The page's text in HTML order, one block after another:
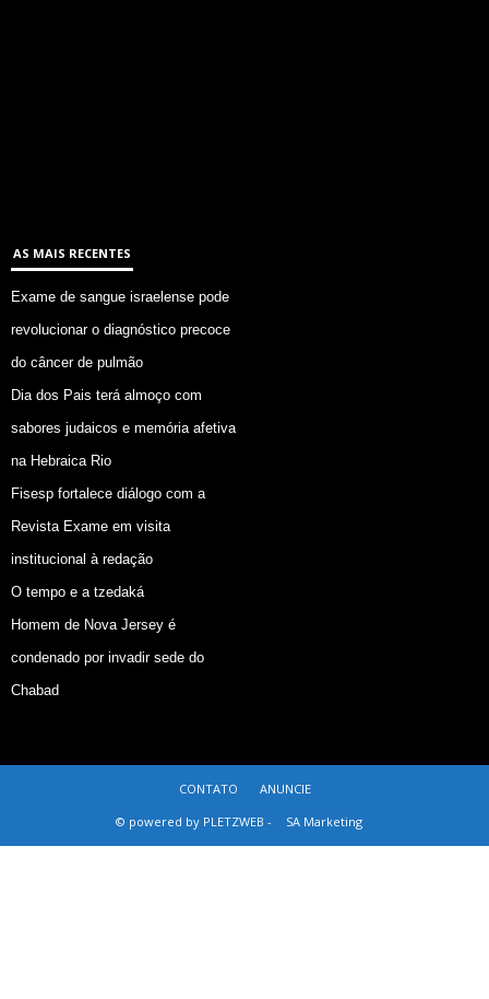
AS MAIS RECENTES
Exame de sangue israelense pode
revolucionar o diagnóstico precoce
do câncer de pulmão
Dia dos Pais terá almoço com
sabores judaicos e memória afetiva
na Hebraica Rio
Fisesp fortalece diálogo com a
Revista Exame em visita
institucional à redação
O tempo e a tzedaká
Homem de Nova Jersey é
condenado por invadir sede do
Chabad
CONTATO
ANUNCIE
© powered by PLETZWEB -
SA Marketing